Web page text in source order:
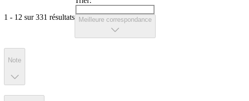
1 - 12 sur 331 résultats Meilleure correspondance
Note